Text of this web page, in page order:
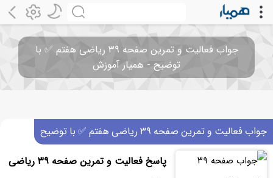
جواب فعالیت و تمرین صفحه ۳۹ ریاضی هفتم ✅ با
توضیح - همیار آموزش
جواب فعالیت و تمرین صفحه ۳۹ ریاضی هفتم ✅ با توضیح
پاسخ فعالیت و تمرین صفحه ۳۹ ریاضی